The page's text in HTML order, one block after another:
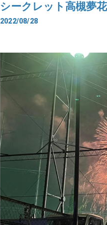
シークレット高槻夢
2022/08/28